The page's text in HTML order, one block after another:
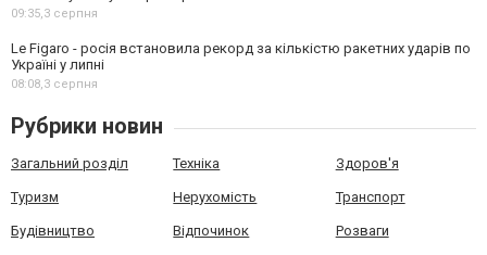
09:35,3 серпня
Le Figaro - росія встановила рекорд за кількістю ракетних ударів по
Україні у липні
08:08,3 серпня
Рубрики новин
Загальний розділ Техніка Здоров'я
Туризм Нерухомість Транспорт
Будівництво Відпочинок Розваги